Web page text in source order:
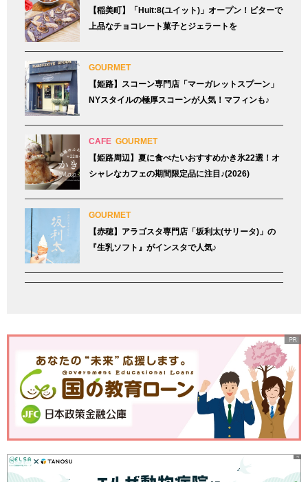
【稲美町】「Huit:8(ユイット)」オープン！ビターで
上品なチョコレート菓子とジェラートを
GOURMET
【姫路】スコーン専門店「マーガレットスプーン」
NYスタイルの極厚スコーンが人気！マフィンも♪
CAFE GOURMET
【姫路周辺】夏に食べたいおすすめかき氷22選！オ
シャレなカフェの期間限定品に注目♪(2026)
GOURMET
【赤穂】アラゴスタ専門店「坂利太(サリータ)」の
『生乳ソフト』がインスタで人気♪